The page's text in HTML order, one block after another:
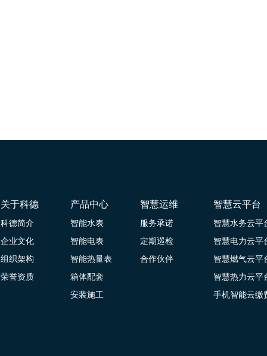
关于科德
科德简介
企业文化
组织架构
荣誉资质
产品中心
智能水表
智能电表
智能热量表
箱体配套
安装施工
智慧运维
服务承诺
定期巡检
合作伙伴
智慧云平台
智慧水务云平
智慧电力云平
智慧燃气云平
智慧热力云平
手机智能云缴